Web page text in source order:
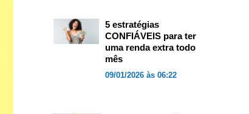
5 estratégias
CONFIÁVEIS para ter
uma renda extra todo
mês
09/01/2026 às 06:22